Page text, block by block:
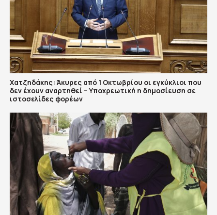
Χατζηδάκης: Άκυρες από 1 Οκτωβρίου οι εγκύκλιοι που
δεν έχουν αναρτηθεί – Υποχρεωτική η δημοσίευση σε
ιστοσελίδες φορέων